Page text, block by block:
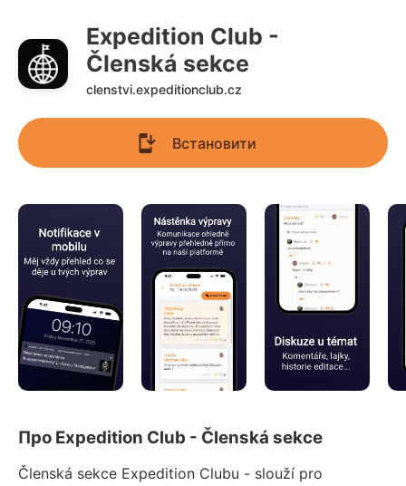
Expedition Club -
Členská sekce
clenstvi.expeditionclub.cz
Встановити
Про Expedition Club - Členská sekce
Členská sekce Expedition Clubu - slouží pro